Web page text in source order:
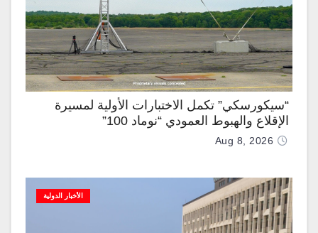
“سيكورسكي” تكمل الاختبارات الأولية لمسيرة
الإقلاع والهبوط العمودي “نوماد 100”
Aug 8, 2026
الأخبار الدولية